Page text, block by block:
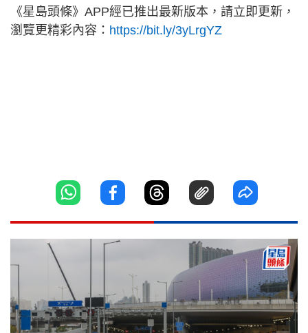
《星島頭條》APP經已推出最新版本，請立即更新，
瀏覽更精彩內容： https://bit.ly/3yLrgYZ